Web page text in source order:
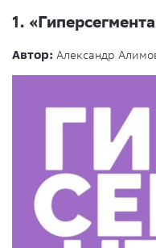
1.
Автор: Александр